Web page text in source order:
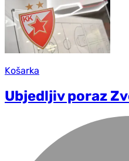
Košarka
Ubjedljiv poraz